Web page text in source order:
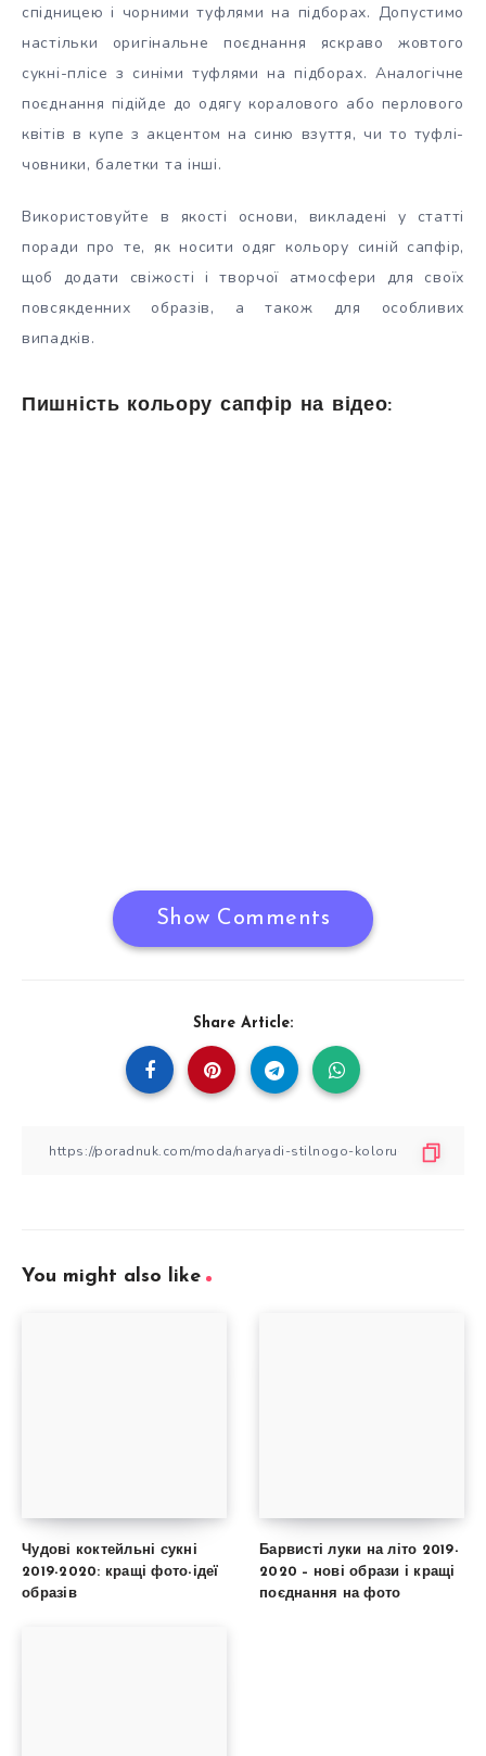
спідницею і чорними туфлями на підборах. Допустимо
настільки оригінальне поєднання яскраво жовтого
сукні-плісе з синіми туфлями на підборах. Аналогічне
поєднання підійде до одягу коралового або перлового
квітів в купе з акцентом на синю взуття, чи то туфлі-
човники, балетки та інші.
Використовуйте в якості основи, викладені у статті
поради про те, як носити одяг кольору синій сапфір,
щоб додати свіжості і творчої атмосфери для своїх
повсякденних образів, а також для особливих
випадків.
Пишність кольору сапфір на відео:
Show Comments
Share Article:
You might also like
Чудові коктейльні сукні
2019-2020: кращі фото-ідеї
образів
Барвисті луки на літо 2019-
2020 – нові образи і кращі
поєднання на фото